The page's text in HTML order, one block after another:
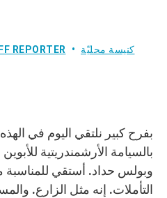
REPORTER كنيسة محليّة
بفرح كبير نلتقي اليوم في الهذه
بالسيامة الأرشمندريتية
وبولس حداد. أستقي للمناسبة
التأملات. إنه مثل الزارع.